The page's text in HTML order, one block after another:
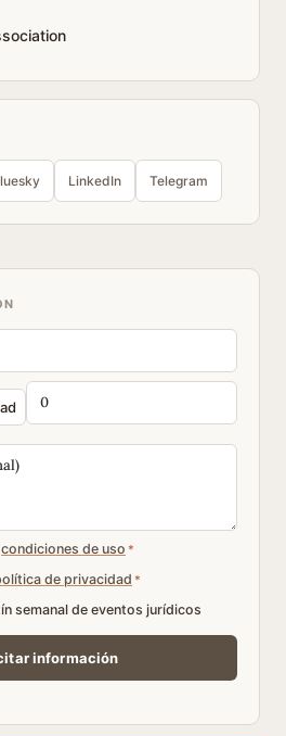
LinkedIn Telegram
condiciones de uso *
de privacidad *
semanal de eventos jurídicos